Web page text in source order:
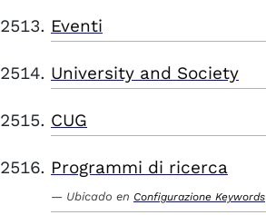
Eventi
University and Society
CUG
Programmi di ricerca
Ubicado en Configurazione Keywords